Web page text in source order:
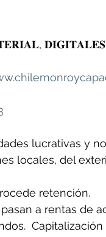
𝐃𝐈𝐆𝐈𝐓𝐀𝐋𝐄𝐒
lucrativas y
locales, del
retención.
a rentas de